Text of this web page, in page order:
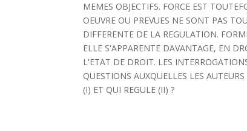
MEMES OBJECTIFS. FORCE EST
OEUVRE OU PREVUES NE SONT PAS
DIFFERENTE DE LA REGULATION.
ELLE S'APPARENTE DAVANTAGE, EN
L'ETAT DE DROIT. LES
QUESTIONS AUXQUELLES LES
(I) ET QUI REGULE (II) ?